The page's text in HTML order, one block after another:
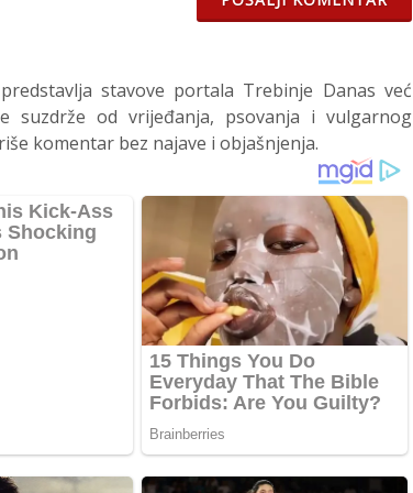
stavove portala Trebinje Danas već
suzdrže od vrijeđanja, psovanja i vulgarnog
komentar bez najave i objašnjenja.